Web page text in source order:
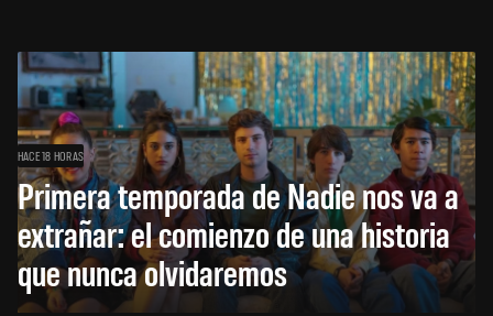
HACE 18 HORAS
Primera temporada de Nadie nos va a
extrañar: el comienzo de una historia
que nunca olvidaremos